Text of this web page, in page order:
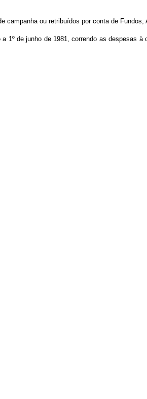
ou retribuídos por conta de
1º de junho de 1981, correndo as despesas